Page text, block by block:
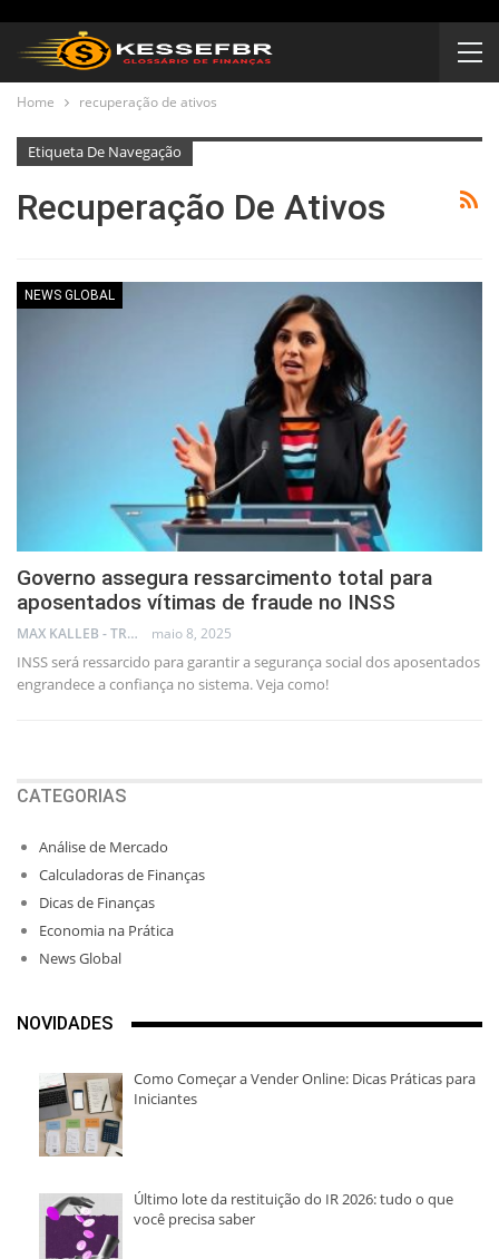
Home recuperação de ativos
Etiqueta De Navegação
Recuperação De Ativos
NEWS GLOBAL
Governo assegura ressarcimento total para
aposentados vítimas de fraude no INSS
MAX KALLEB - TRADER maio 8, 2025
INSS será ressarcido para garantir a segurança social dos aposentados
engrandece a confiança no sistema. Veja como!
CATEGORIAS
Análise de Mercado
Calculadoras de Finanças
Dicas de Finanças
Economia na Prática
News Global
NOVIDADES
Como Começar a Vender Online: Dicas Práticas para
Iniciantes
Último lote da restituição do IR 2026: tudo o que
você precisa saber